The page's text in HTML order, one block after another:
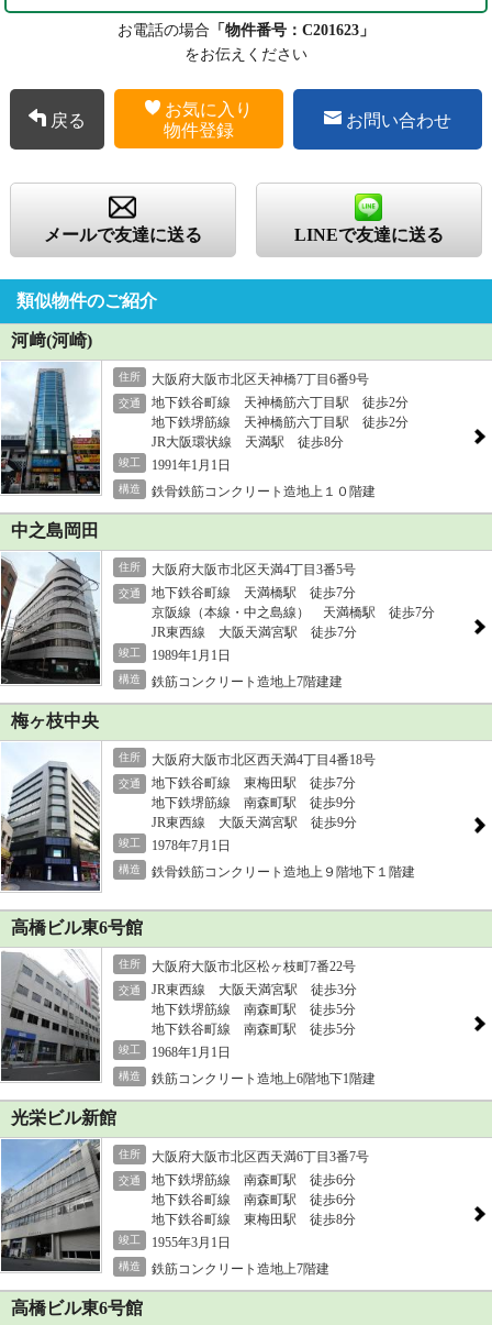
お電話の場合 「物件番号：C201623」
をお伝えください
戻る
お気に入り
物件登録
お問い合わせ
メールで友達に送る LINEで友達に送る
類似物件のご紹介
河﨑(河崎)
住所 大阪府大阪市北区天神橋7丁目6番9号
交通
地下鉄谷町線 天神橋筋六丁目駅 徒歩2分
地下鉄堺筋線 天神橋筋六丁目駅 徒歩2分
JR大阪環状線 天満駅 徒歩8分
竣工 1991年1月1日
構造 鉄骨鉄筋コンクリート造地上１０階建
中之島岡田
住所 大阪府大阪市北区天満4丁目3番5号
交通
地下鉄谷町線 天満橋駅 徒歩7分
京阪線（本線・中之島線） 天満橋駅 徒歩7分
JR東西線 大阪天満宮駅 徒歩7分
竣工 1989年1月1日
構造 鉄筋コンクリート造地上7階建建
梅ヶ枝中央
住所 大阪府大阪市北区西天満4丁目4番18号
交通
地下鉄谷町線 東梅田駅 徒歩7分
地下鉄堺筋線 南森町駅 徒歩9分
JR東西線 大阪天満宮駅 徒歩9分
竣工 1978年7月1日
構造 鉄骨鉄筋コンクリート造地上９階地下１階建
高橋ビル東6号館
住所 大阪府大阪市北区松ヶ枝町7番22号
交通
JR東西線 大阪天満宮駅 徒歩3分
地下鉄堺筋線 南森町駅 徒歩5分
地下鉄谷町線 南森町駅 徒歩5分
竣工 1968年1月1日
構造 鉄筋コンクリート造地上6階地下1階建
光栄ビル新館
住所 大阪府大阪市北区西天満6丁目3番7号
交通
地下鉄堺筋線 南森町駅 徒歩6分
地下鉄谷町線 南森町駅 徒歩6分
地下鉄谷町線 東梅田駅 徒歩8分
竣工 1955年3月1日
構造 鉄筋コンクリート造地上7階建
高橋ビル東6号館